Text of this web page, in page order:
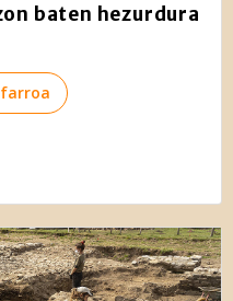
baten hezurdura